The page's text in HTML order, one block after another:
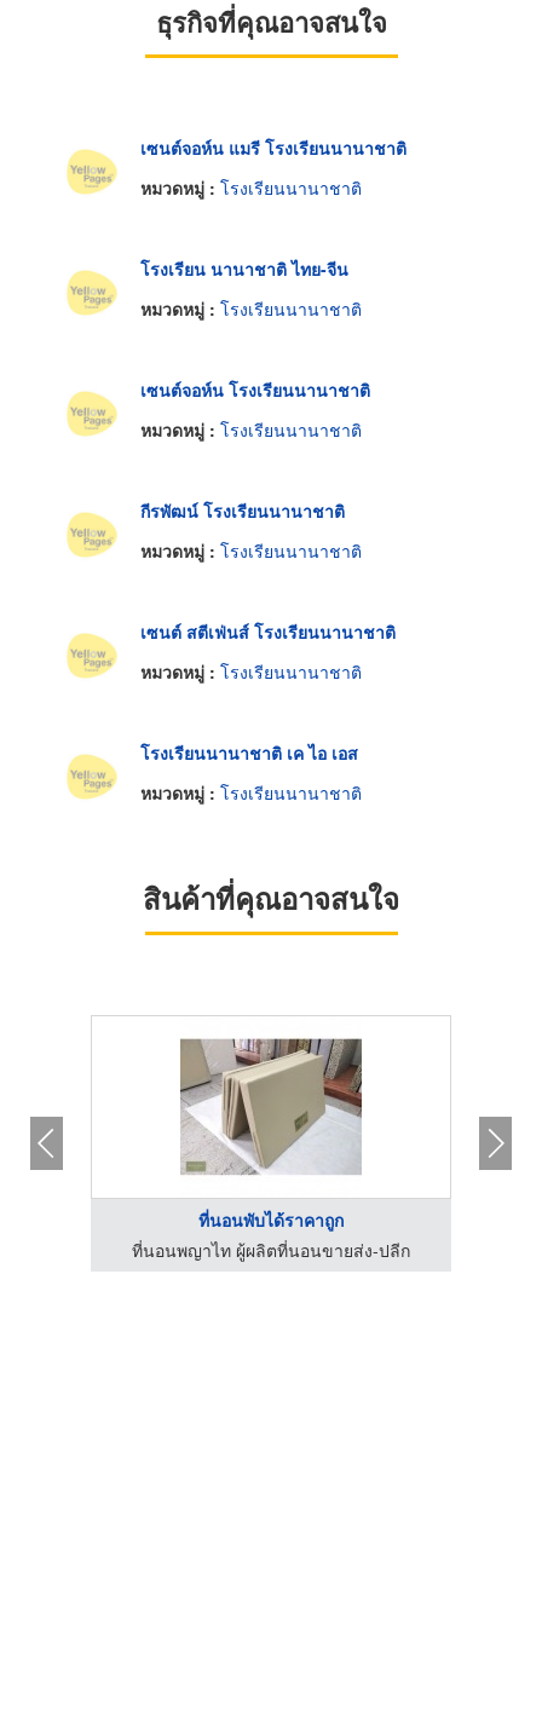
ธุรกิจที่คุณอาจสนใจ
เซนต์จอห์น แมรี โรงเรียนนานาชาติ
หมวดหมู่ : โรงเรียนนานาชาติ
โรงเรียน นานาชาติ ไทย-จีน
หมวดหมู่ : โรงเรียนนานาชาติ
เซนต์จอห์น โรงเรียนนานาชาติ
หมวดหมู่ : โรงเรียนนานาชาติ
กีรพัฒน์ โรงเรียนนานาชาติ
หมวดหมู่ : โรงเรียนนานาชาติ
เซนต์ สตีเฟ่นส์ โรงเรียนนานาชาติ
หมวดหมู่ : โรงเรียนนานาชาติ
โรงเรียนนานาชาติ เค ไอ เอส
หมวดหมู่ : โรงเรียนนานาชาติ
สินค้าที่คุณอาจสนใจ
ที่นอนพับได้ราคาถูก
ที่นอนพญาไท ผู้ผลิตที่นอนขายส่ง-ปลีก